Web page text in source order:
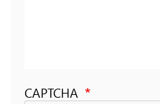
CAPTCHA